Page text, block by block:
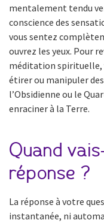
mentalement tendu
conscience des
vous sentez
ouvrez les yeux. Pour
méditation spirituelle,
étirer ou manipuler
l’Obsidienne ou le
enraciner à la Terre.
Quand
réponse ?
La réponse à votre
instantanée, ni